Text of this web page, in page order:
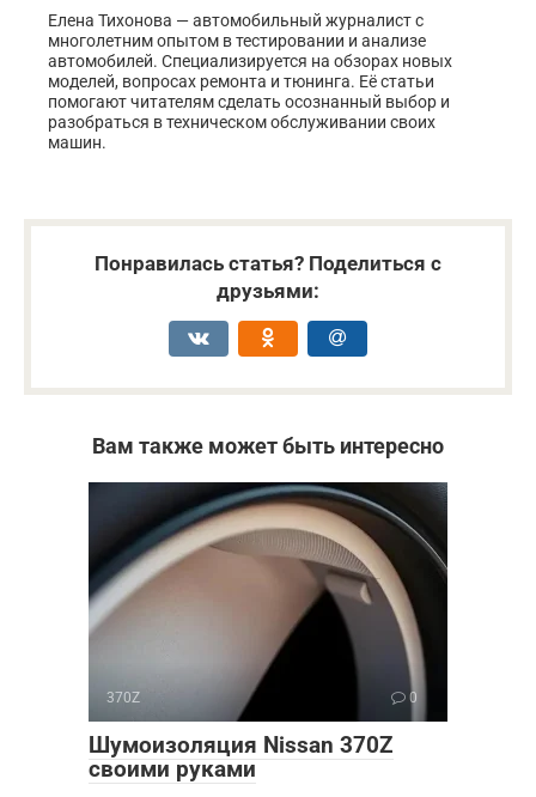
Елена Тихонова — автомобильный журналист с
многолетним опытом в тестировании и анализе
автомобилей. Специализируется на обзорах новых
моделей, вопросах ремонта и тюнинга. Её статьи
помогают читателям сделать осознанный выбор и
разобраться в техническом обслуживании своих
машин.
Понравилась статья? Поделиться с
друзьями:
Вам также может быть интересно
370Z 0
Шумоизоляция Nissan 370Z
своими руками